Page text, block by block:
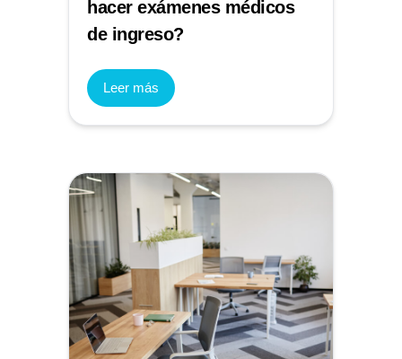
hacer exámenes médicos
de ingreso?
Leer más